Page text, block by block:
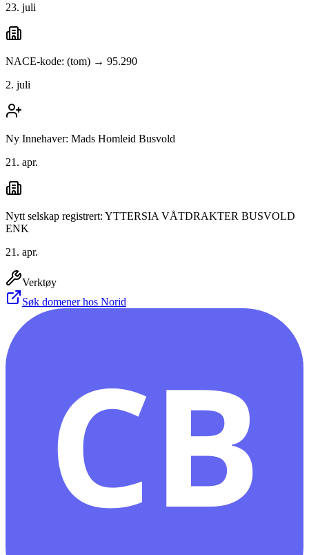
23. juli
NACE-kode: (tom) → 95.290
2. juli
Ny Innehaver: Mads Homleid Busvold
21. apr.
Nytt selskap registrert: YTTERSIA VÅTDRAKTER BUSVOLD
ENK
21. apr.
Verktøy
Søk domener hos Norid
CB